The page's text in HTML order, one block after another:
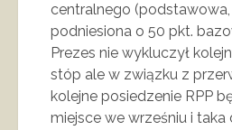
centralnego (podstawowa,
podniesiona o 50 pkt.
Prezes nie wykluczył
stóp ale w związku z
kolejne posiedzenie RPP
miejsce we wrześniu i